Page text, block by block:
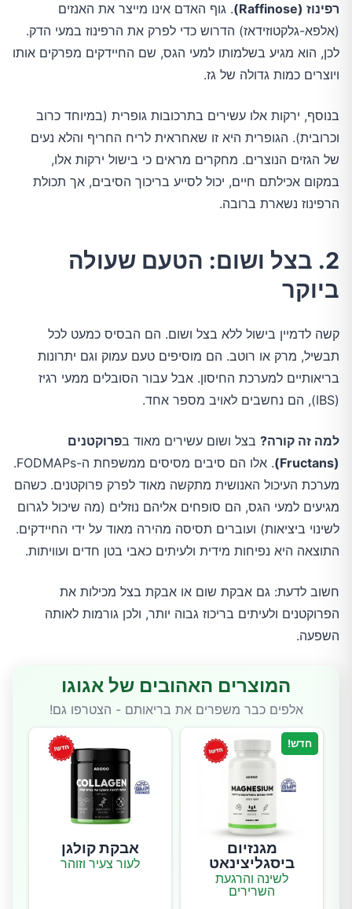
רפינוז (Raffinose)
. גוף האדם אינו מייצר את האנזים
(אלפא-גלקטוזידאז) הדרוש כדי לפרק את הרפינוז במעי הדק.
לכן, הוא מגיע בשלמותו למעי הגס, שם החיידקים מפרקים אותו
ויוצרים כמות גדולה של גז.
בנוסף, ירקות אלו עשירים בתרכובות גופרית (במיוחד כרוב
וכרובית). הגופרית היא זו שאחראית לריח החריף והלא נעים
של הגזים הנוצרים. מחקרים מראים כי בישול ירקות אלו,
במקום אכילתם חיים, יכול לסייע בריכוך הסיבים, אך תכולת
הרפינוז נשארת ברובה.
2. בצל ושום: הטעם שעולה
ביוקר
קשה לדמיין בישול ללא בצל ושום. הם הבסיס כמעט לכל
תבשיל, מרק או רוטב. הם מוסיפים טעם עמוק וגם יתרונות
בריאותיים למערכת החיסון. אבל עבור הסובלים ממעי רגיז
(IBS), הם נחשבים לאויב מספר אחד.
למה זה קורה? בצל ושום עשירים מאוד בפרוקטנים
(Fructans)
. אלו הם סיבים מסיסים ממשפחת ה-FODMAPs.
מערכת העיכול האנושית מתקשה מאוד לפרק פרוקטנים. כשהם
מגיעים למעי הגס, הם סופחים אליהם נוזלים (מה שיכול לגרום
לשינוי ביציאות) ועוברים תסיסה מהירה מאוד על ידי החיידקים.
התוצאה היא נפיחות מידית ולעיתים כאבי בטן חדים ועוויתות.
חשוב לדעת: גם אבקת שום או אבקת בצל מכילות את
הפרוקטנים ולעיתים בריכוז גבוה יותר, ולכן גורמות לאותה
השפעה.
המוצרים האהובים של אגוגו
אלפים כבר משפרים את בריאותם - הצטרפו גם!
חדש!
מגנזיום
ביסגליצינאט
לשינה והרגעת
השרירים
אבקת קולגן
לעור צעיר וזוהר